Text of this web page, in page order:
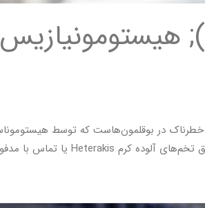
بیماری سر سیاه بوقلمون (Blackhead); هیستومونیازیس